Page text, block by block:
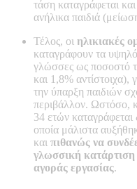
τάση καταγράφεται και
ανήλικα παιδιά
Τέλος, οι ηλικιακές
καταγράφουν τα
γλώσσες ως ποσοστό
και 1,8%
την ύπαρξη παιδιών
περιβάλλον. Ωστόσο,
34 ετών
οποία μάλιστα
και πιθανώς να
γλωσσική κατάρτιση
αγοράς εργασίας.